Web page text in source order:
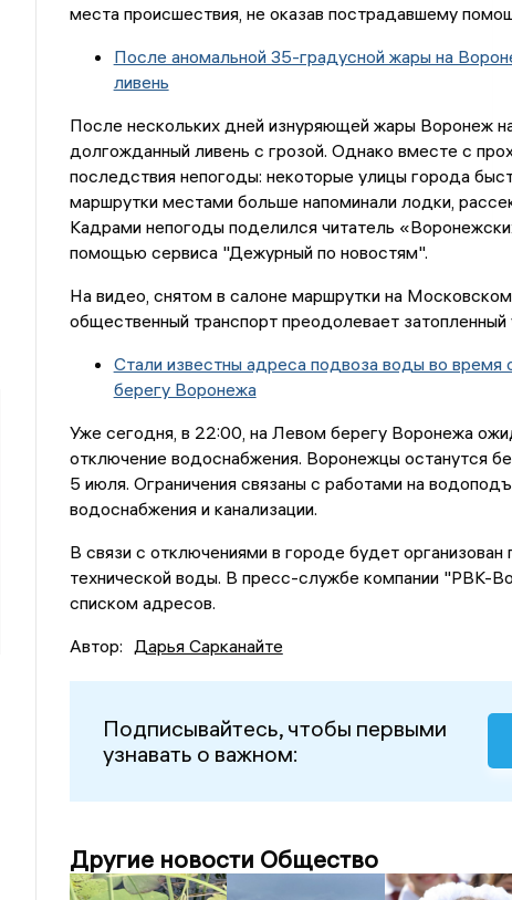
места происшествия, не оказав пострадавшему
После аномальной 35-градусной жары на
ливень
После нескольких дней изнуряющей жары Воронеж
долгожданный ливень с грозой. Однако вместе с
последствия непогоды: некоторые улицы города
маршрутки местами больше напоминали лодки,
Кадрами непогоды поделился читатель
помощью сервиса "Дежурный по новостям".
На видео, снятом в салоне маршрутки на Московском
общественный транспорт преодолевает затопленный
Стали известны адреса подвоза воды во время
берегу Воронежа
Уже сегодня, в 22:00, на Левом берегу Воронежа
отключение водоснабжения. Воронежцы останутся
5 июля. Ограничения связаны с работами на
водоснабжения и канализации.
В связи с отключениями в городе будет организован
технической воды. В пресс-службе компании "РВК-
списком адресов.
Автор: Дарья Сарканайте
Подписывайтесь, чтобы первыми
узнавать о важном:
Другие новости Общество